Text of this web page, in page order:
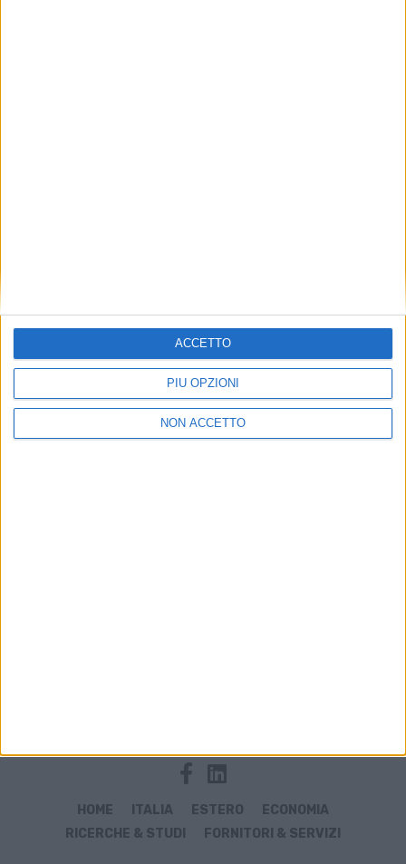
PIÙ OPZIONI
NON ACCETTO
ACCETTO
HOME ITALIA ESTERO
ECONOMIA
RICERCHE & STUDI
FORNITORI & SERVIZI